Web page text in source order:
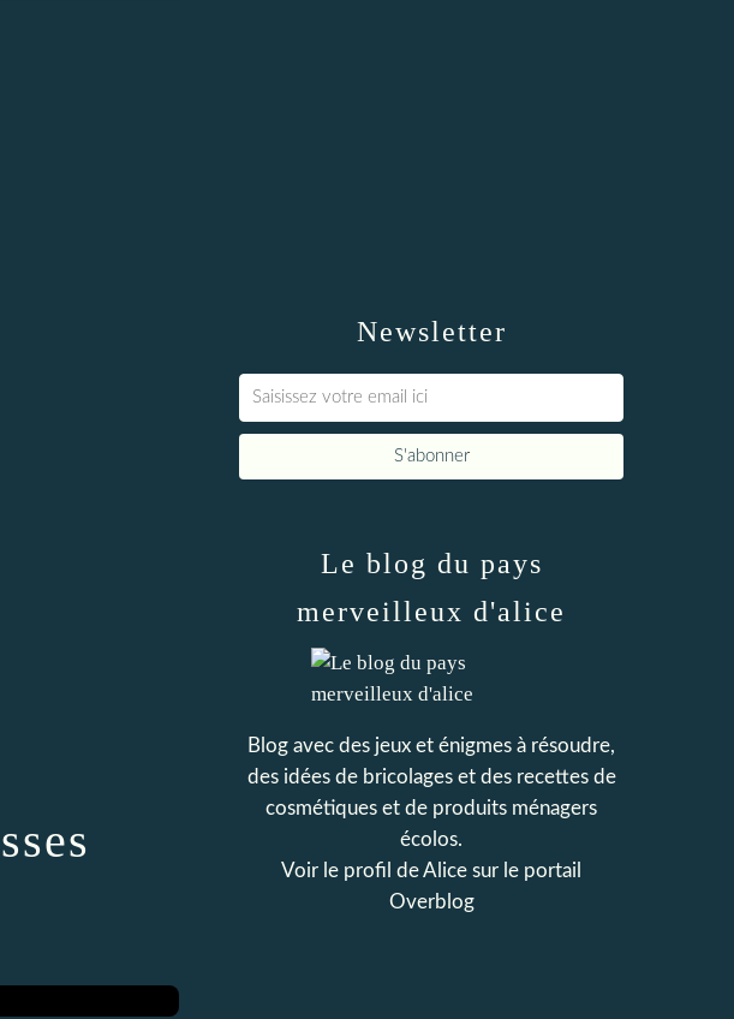
Newsletter
Le blog du pays
merveilleux d'alice
Blog avec des jeux et énigmes à résoudre,
des idées de bricolages et des recettes de
cosmétiques et de produits ménagers
écolos.
Voir le profil deAlice sur le portail
Overblog